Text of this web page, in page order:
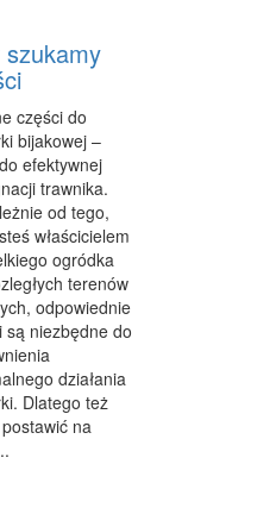
PRZESYŁKI
I NOCLEGI
szukamy
części do
bijakowej –
efektywnej
trawnika.
od tego,
właścicielem
ogródka
terenów
odpowiednie
są niezbędne do
działania
Dlatego też
na